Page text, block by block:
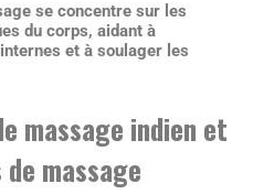
se concentre sur les
du corps, aidant à
et à soulager les
massage indien et
massage